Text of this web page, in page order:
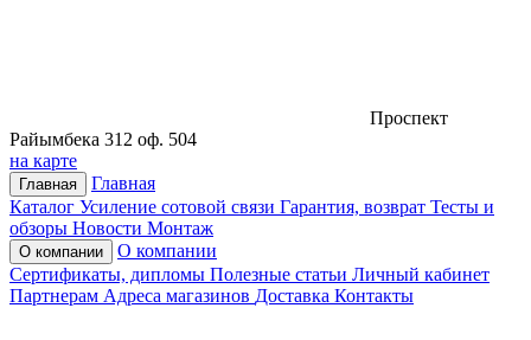
Проспект
Райымбека 312 оф. 504
на карте
Главная
Главная
Каталог Усиление сотовой связи Гарантия, возврат Тесты и
обзоры Новости Монтаж
О компании
О компании
Сертификаты, дипломы Полезные статьи Личный кабинет
Партнерам Адреса магазинов Доставка Контакты